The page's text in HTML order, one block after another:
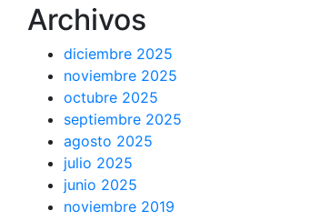
Archivos
diciembre 2025
noviembre 2025
octubre 2025
septiembre 2025
agosto 2025
julio 2025
junio 2025
noviembre 2019